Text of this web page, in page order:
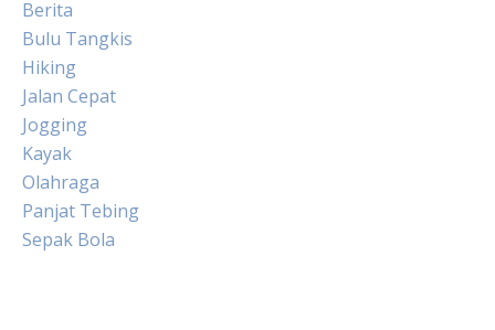
Berita
Bulu Tangkis
Hiking
Jalan Cepat
Jogging
Kayak
Olahraga
Panjat Tebing
Sepak Bola